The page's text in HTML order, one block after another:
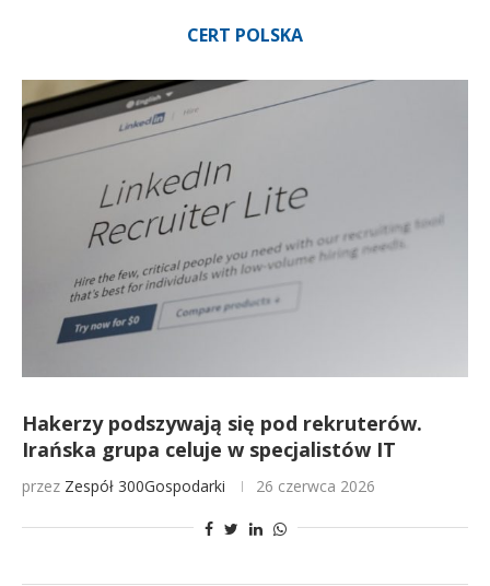
CERT POLSKA
Hakerzy podszywają się pod rekruterów.
Irańska grupa celuje w specjalistów IT
przez Zespół 300Gospodarki 26 czerwca 2026